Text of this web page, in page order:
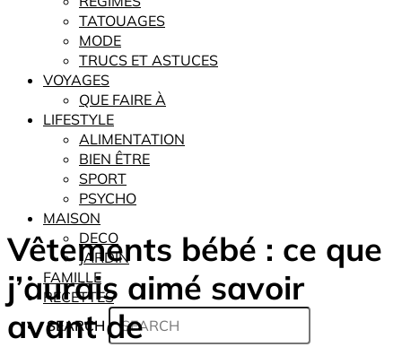
TATOUAGES
MODE
TRUCS ET ASTUCES
VOYAGES
QUE FAIRE À
LIFESTYLE
ALIMENTATION
BIEN ÊTRE
SPORT
PSYCHO
MAISON
DECO
JARDIN
FAMILLE
RECETTES
SEARCH
Vêtements bébé : ce que
j’aurais aimé savoir
avant de